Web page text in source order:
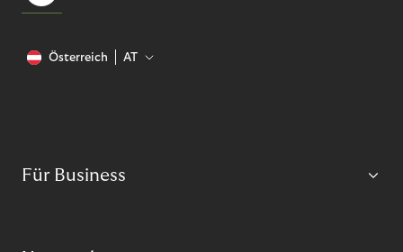
Österreich AT
Für Business